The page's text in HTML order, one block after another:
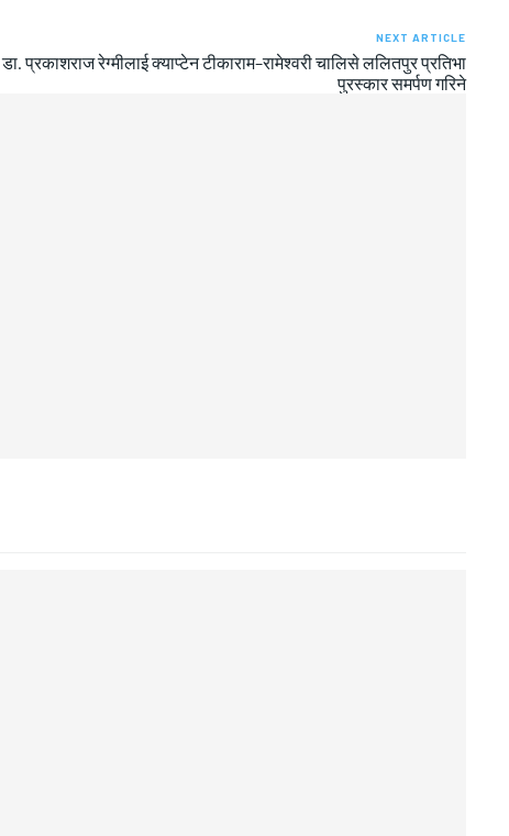
NEXT ARTICLE
डा. प्रकाशराज रेग्मीलाई क्याप्टेन टीकाराम–रामेश्वरी चालिसे ललितपुर प्रतिभा
पुरस्कार समर्पण गरिने